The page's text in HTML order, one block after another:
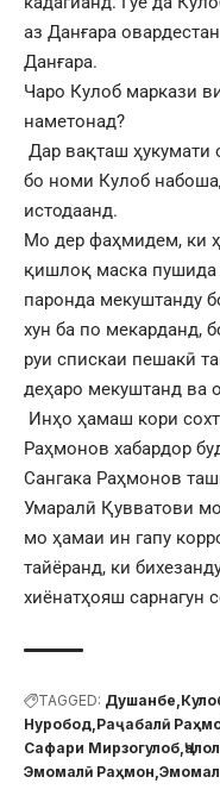
аз Данғара
Данғара.
Чаро Кулоб маркази
наметонад?
Дар вақташ ҳукумати
бо номи Кулоб
истодаанд.
Мо дер фаҳмидем, ки
қишлоқ маска пушида
паронда мекуштанду
хун ба по мекарданд,
руи спискаи пешакӣ
деҳаро мекуштанд ва
Инҳо ҳамаш кори
Раҳмонов хабардор
Сангака Раҳмонов
Умаралӣ Қувватови
мо ҳамаи ин гапу
тайёранд, ки
хиёнатҳояш сарнагун
TAGGED: Душанбе
Нуробод Раҷабалӣ
Сафари Мирзогулоб
Эмомалӣ Раҳмон